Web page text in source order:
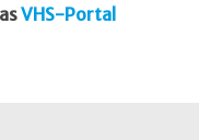
VHS-Portal